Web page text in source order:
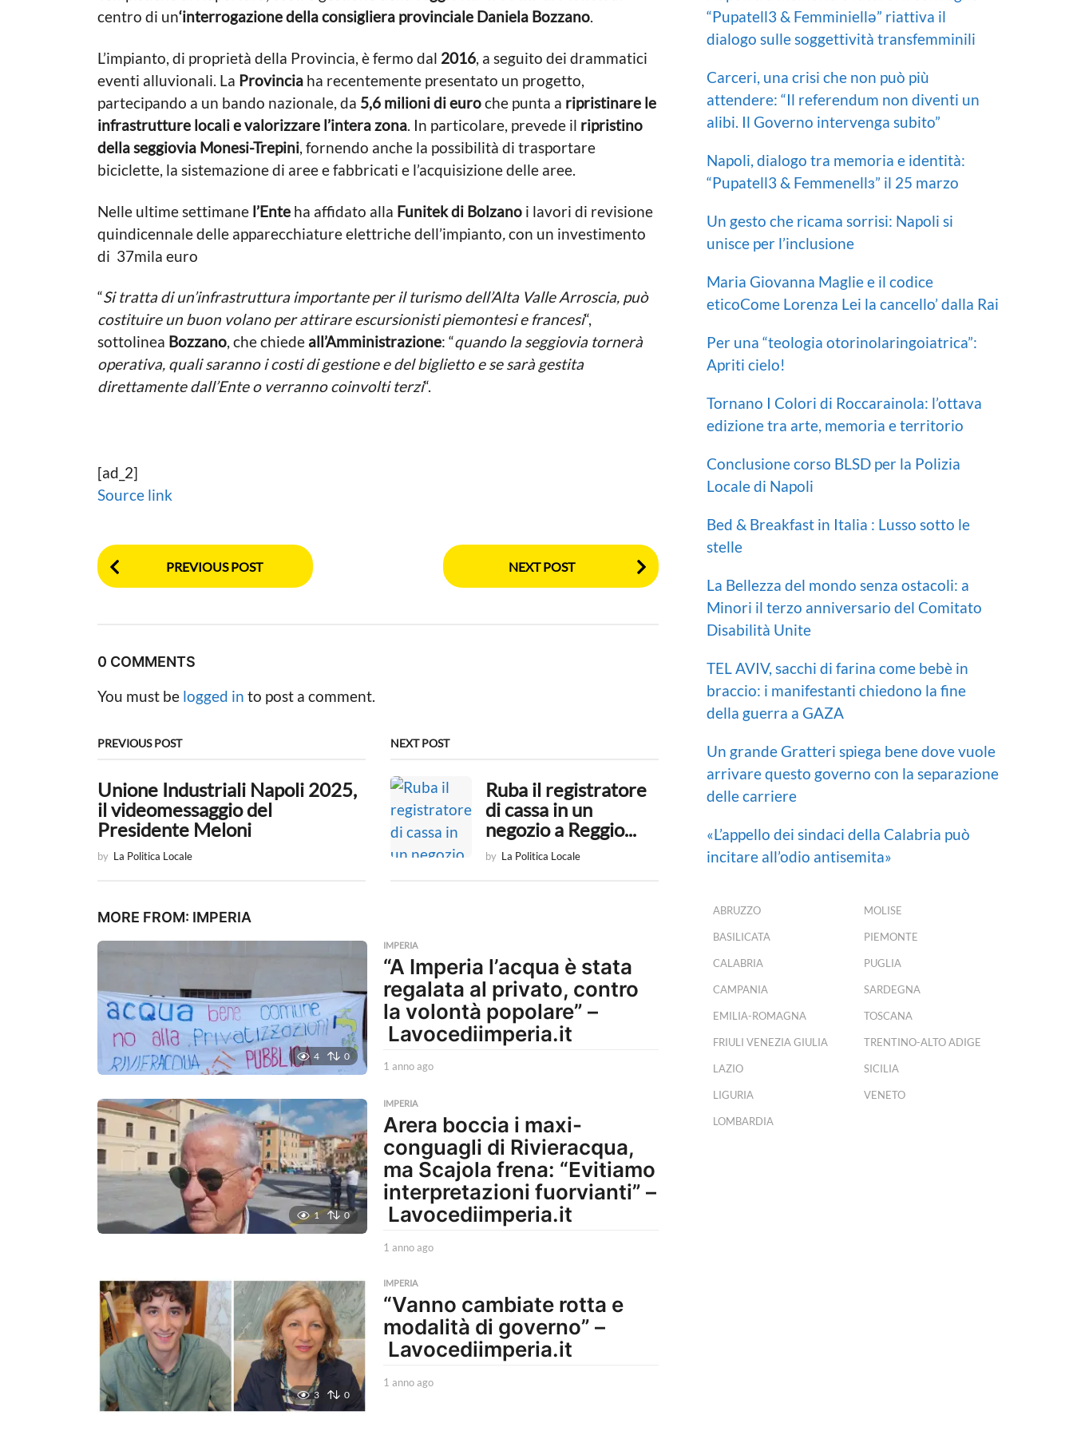
centro di un‘interrogazione della consigliera provinciale Daniela Bozzano.
L’impianto, di proprietà della Provincia, è fermo dal 2016, a seguito dei drammatici
eventi alluvionali. La Provincia ha recentemente presentato un progetto,
partecipando a un bando nazionale, da 5,6 milioni di euroche punta a ripristinare le
infrastrutture locali e valorizzare l’intera zona. In particolare, prevede il ripristino
della seggiovia Monesi-Trepini, fornendo anche la possibilità di trasportare
biciclette, la sistemazione di aree e fabbricati e l’acquisizione delle aree.
Nelle ultime settimane l’Ente ha affidato alla Funitek di Bolzano i lavori di revisione
quindicennale delle apparecchiature elettriche dell’impianto,con un investimento
di 37mila euro
“Si tratta di un’infrastruttura importante per il turismo dell’Alta Valle Arroscia, può
costituire un buon volano per attirare escursionisti piemontesi e francesi“,
sottolinea Bozzano, che chiede all’Amministrazione: “quando la seggiovia tornerà
operativa, quali saranno i costi di gestione e del biglietto e se sarà gestita
direttamente dall’Ente o verranno coinvolti terzi“.
[ad_2]
Source link
P
o
t
a
g
n
a
t
o
n
PREVIOUS POST NEXT POST
0 COMMENTS
You must be logged in to post a comment.
PREVIOUS POST
Unione Industriali Napoli 2025,
il videomessaggio del
Presidente Meloni
by La Politica Locale
NEXT POST
Ruba il registratore
di cassa in un
negozio a Reggio...
by La Politica Locale
MORE FROM: IMPERIA
4 0
IMPERIA
“A Imperia l’acqua è stata
regalata al privato, contro
la volontà popolare” –
Lavocediimperia.it
1 anno ago1
o
a
g
o
1 0
IMPERIA
Arera boccia i maxi-
conguagli di Rivieracqua,
ma Scajola frena: “Evitiamo
interpretazioni fuorvianti” –
Lavocediimperia.it
1 anno ago1
o
a
g
o
3 0
IMPERIA
“Vanno cambiate rotta e
modalità di governo” –
Lavocediimperia.it
1 anno ago1
“Pupatell3 & Femminiellə” riattiva il
dialogo sulle soggettività transfemminili
Carceri, una crisi che non può più
attendere: “Il referendum non diventi un
alibi. Il Governo intervenga subito”
Napoli, dialogo tra memoria e identità:
“Pupatell3 & Femmenellɜ” il 25 marzo
Un gesto che ricama sorrisi: Napoli si
unisce per l’inclusione
Maria Giovanna Maglie e il codice
eticoCome Lorenza Lei la cancello’ dalla Rai
Per una “teologia otorinolaringoiatrica”:
Apriti cielo!
Tornano I Colori di Roccarainola: l’ottava
edizione tra arte, memoria e territorio
Conclusione corso BLSD per la Polizia
Locale di Napoli
Bed & Breakfast in Italia : Lusso sotto le
stelle
La Bellezza del mondo senza ostacoli: a
Minori il terzo anniversario del Comitato
Disabilità Unite
TEL AVIV, sacchi di farina come bebè in
braccio: i manifestanti chiedono la fine
della guerra a GAZA
Un grande Gratteri spiega bene dove vuole
arrivare questo governo con la separazione
delle carriere
«L’appello dei sindaci della Calabria può
incitare all’odio antisemita»
ABRUZZO
BASILICATA
CALABRIA
CAMPANIA
EMILIA-ROMAGNA
FRIULI VENEZIA GIULIA
LAZIO
LIGURIA
LOMBARDIA
MOLISE
PIEMONTE
PUGLIA
SARDEGNA
TOSCANA
TRENTINO-ALTO ADIGE
SICILIA
VENETO